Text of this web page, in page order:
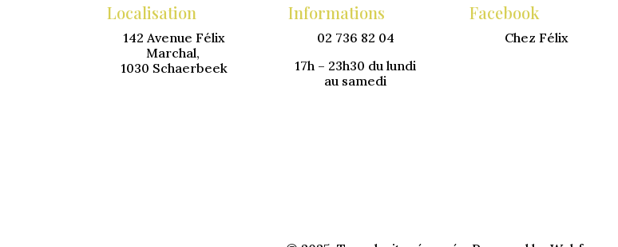
Localisation
142 Avenue Félix
Marchal,
1030 Schaerbeek
Informations
02 736 82 04
17h – 23h30 du lundi
au samedi
Facebook
Chez Félix